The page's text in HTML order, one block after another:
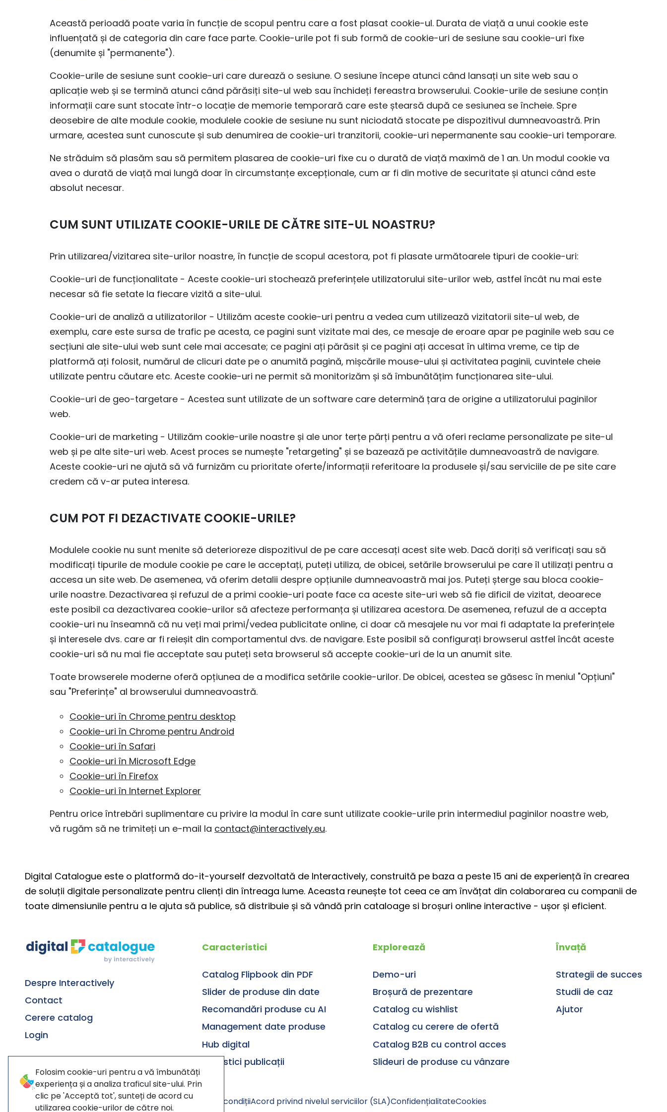
Folosim cookie-uri pentru a vă îmbunătăți
experiența și a analiza traficul site-ului. Prin
clic pe 'Acceptă tot', sunteți de acord cu
utilizarea cookie-urilor de către noi.
Această perioadă poate varia în funcție de scopul pentru care a fost plasat cookie-ul. Durata de viață a unui cookie este
influențată și de categoria din care face parte. Cookie-urile pot fi sub formă de cookie-uri de sesiune sau cookie-uri fixe
(denumite și "permanente").
Cookie-urile de sesiune sunt cookie-uri care durează o sesiune. O sesiune începe atunci când lansați un site web sau o
aplicație web și se termină atunci când părăsiți site-ul web sau închideți fereastra browserului. Cookie-urile de sesiune conțin
informații care sunt stocate într-o locație de memorie temporară care este ștearsă după ce sesiunea se încheie. Spre
deosebire de alte module cookie, modulele cookie de sesiune nu sunt niciodată stocate pe dispozitivul dumneavoastră. Prin
urmare, acestea sunt cunoscute și sub denumirea de cookie-uri tranzitorii, cookie-uri nepermanente sau cookie-uri temporare.
Ne străduim să plasăm sau să permitem plasarea de cookie-uri fixe cu o durată de viață maximă de 1 an. Un modul cookie va
avea o durată de viață mai lungă doar în circumstanțe excepționale, cum ar fi din motive de securitate și atunci când este
absolut necesar.
CUM SUNT UTILIZATE COOKIE-URILE DE CĂTRE SITE-UL NOASTRU?
Prin utilizarea/vizitarea site-urilor noastre, în funcție de scopul acestora, pot fi plasate următoarele tipuri de cookie-uri:
Cookie-uri de funcționalitate - Aceste cookie-uri stochează preferințele utilizatorului site-urilor web, astfel încât nu mai este
necesar să fie setate la fiecare vizită a site-ului.
Cookie-uri de analiză a utilizatorilor - Utilizăm aceste cookie-uri pentru a vedea cum utilizează vizitatorii site-ul web, de
exemplu, care este sursa de trafic pe acesta, ce pagini sunt vizitate mai des, ce mesaje de eroare apar pe paginile web sau ce
secțiuni ale site-ului web sunt cele mai accesate; ce pagini ați părăsit și ce pagini ați accesat în ultima vreme, ce tip de
platformă ați folosit, numărul de clicuri date pe o anumită pagină, mișcările mouse-ului și activitatea paginii, cuvintele cheie
utilizate pentru căutare etc. Aceste cookie-uri ne permit să monitorizăm și să îmbunătățim funcționarea site-ului.
Cookie-uri de geo-targetare - Acestea sunt utilizate de un software care determină țara de origine a utilizatorului paginilor
web.
Cookie-uri de marketing - Utilizăm cookie-urile noastre și ale unor terțe părți pentru a vă oferi reclame personalizate pe site-ul
web și pe alte site-uri web. Acest proces se numește "retargeting" și se bazează pe activitățile dumneavoastră de navigare.
Aceste cookie-uri ne ajută să vă furnizăm cu prioritate oferte/informații referitoare la produsele și/sau serviciile de pe site care
credem că v-ar putea interesa.
CUM POT FI DEZACTIVATE COOKIE-URILE?
Modulele cookie nu sunt menite să deterioreze dispozitivul de pe care accesați acest site web. Dacă doriți să verificați sau să
modificați tipurile de module cookie pe care le acceptați, puteți utiliza, de obicei, setările browserului pe care îl utilizați pentru a
accesa un site web. De asemenea, vă oferim detalii despre opțiunile dumneavoastră mai jos. Puteți șterge sau bloca cookie-
urile noastre. Dezactivarea și refuzul de a primi cookie-uri poate face ca aceste site-uri web să fie dificil de vizitat, deoarece
este posibil ca dezactivarea cookie-urilor să afecteze performanța și utilizarea acestora. De asemenea, refuzul de a accepta
cookie-uri nu înseamnă că nu veți mai primi/vedea publicitate online, ci doar că mesajele nu vor mai fi adaptate la preferințele
și interesele dvs. care ar fi reieșit din comportamentul dvs. de navigare. Este posibil să configurați browserul astfel încât aceste
cookie-uri să nu mai fie acceptate sau puteți seta browserul să accepte cookie-uri de la un anumit site.
Toate browserele moderne oferă opțiunea de a modifica setările cookie-urilor. De obicei, acestea se găsesc în meniul "Opțiuni"
sau "Preferințe" al browserului dumneavoastră.
Cookie-uri în Chrome pentru desktop
Cookie-uri în Chrome pentru Android
Cookie-uri în Safari
Cookie-uri în Microsoft Edge
Cookie-uri în Firefox
Cookie-uri în Internet Explorer
Pentru orice întrebări suplimentare cu privire la modul în care sunt utilizate cookie-urile prin intermediul paginilor noastre web,
vă rugăm să ne trimiteți un e-mail la contact@interactively.eu.
Digital Catalogue este o platformă do-it-yourself dezvoltată de Interactively, construită pe baza a peste 15 ani de experiență în crearea
de soluții digitale personalizate pentru clienți din întreaga lume. Aceasta reunește tot ceea ce am învățat din colaborarea cu companii de
toate dimensiunile pentru a le ajuta să publice, să distribuie și să vândă prin cataloage si broșuri online interactive - ușor și eficient.
Despre Interactively
Contact
Cerere catalog
Login
Caracteristici
Catalog Flipbook din PDF
Slider de produse din date
Recomandări produse cu AI
Management date produse
Hub digital
Statistici publicații
Explorează
Demo-uri
Broșură de prezentare
Catalog cu wishlist
Catalog cu cerere de ofertă
Catalog B2B cu control acces
Slideuri de produse cu vânzare
Învață
Strategii de succes
Studii de caz
Ajutor
Termeni și condițiiAcord privind nivelul serviciilor (SLA)ConfidențialitateCookies